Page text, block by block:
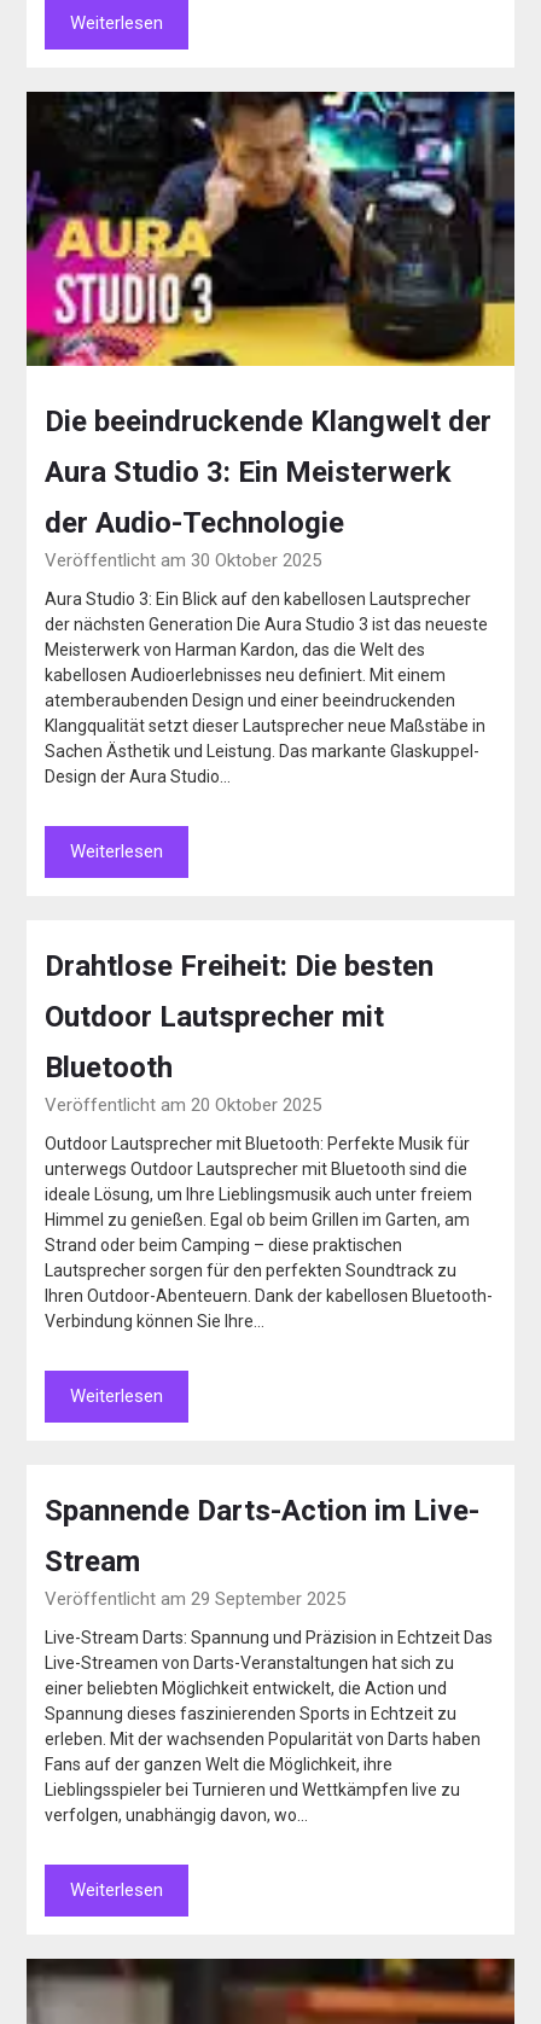
Weiterlesen
Die beeindruckende Klangwelt der
Aura Studio 3: Ein Meisterwerk
der Audio-Technologie
Veröffentlicht am 30 Oktober 2025
Aura Studio 3: Ein Blick auf den kabellosen Lautsprecher
der nächsten Generation Die Aura Studio 3 ist das neueste
Meisterwerk von Harman Kardon, das die Welt des
kabellosen Audioerlebnisses neu definiert. Mit einem
atemberaubenden Design und einer beeindruckenden
Klangqualität setzt dieser Lautsprecher neue Maßstäbe in
Sachen Ästhetik und Leistung. Das markante Glaskuppel-
Design der Aura Studio…
Weiterlesen
Drahtlose Freiheit: Die besten
Outdoor Lautsprecher mit
Bluetooth
Veröffentlicht am 20 Oktober 2025
Outdoor Lautsprecher mit Bluetooth: Perfekte Musik für
unterwegs Outdoor Lautsprecher mit Bluetooth sind die
ideale Lösung, um Ihre Lieblingsmusik auch unter freiem
Himmel zu genießen. Egal ob beim Grillen im Garten, am
Strand oder beim Camping – diese praktischen
Lautsprecher sorgen für den perfekten Soundtrack zu
Ihren Outdoor-Abenteuern. Dank der kabellosen Bluetooth-
Verbindung können Sie Ihre…
Weiterlesen
Spannende Darts-Action im Live-
Stream
Veröffentlicht am 29 September 2025
Live-Stream Darts: Spannung und Präzision in Echtzeit Das
Live-Streamen von Darts-Veranstaltungen hat sich zu
einer beliebten Möglichkeit entwickelt, die Action und
Spannung dieses faszinierenden Sports in Echtzeit zu
erleben. Mit der wachsenden Popularität von Darts haben
Fans auf der ganzen Welt die Möglichkeit, ihre
Lieblingsspieler bei Turnieren und Wettkämpfen live zu
verfolgen, unabhängig davon, wo…
Weiterlesen